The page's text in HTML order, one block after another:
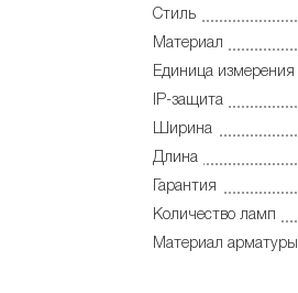
Стиль
Материал
Единица измерения
IP-защита
Ширина
Длина
Гарантия
Количество ламп
Материал арматуры